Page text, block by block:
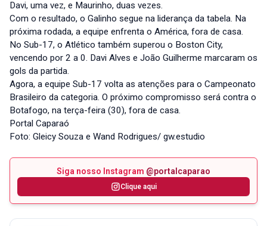
Davi, uma vez, e Maurinho, duas vezes.
Com o resultado, o Galinho segue na liderança da tabela. Na
próxima rodada, a equipe enfrenta o América, fora de casa.
No Sub-17, o Atlético também superou o Boston City,
vencendo por 2 a 0. Davi Alves e João Guilherme marcaram os
gols da partida.
Agora, a equipe Sub-17 volta as atenções para o Campeonato
Brasileiro da categoria. O próximo compromisso será contra o
Botafogo, na terça-feira (30), fora de casa.
Portal Caparaó
Foto: Gleicy Souza e Wand Rodrigues/ gw.estudio
Siga nosso Instagram @portalcaparao
Clique aqui